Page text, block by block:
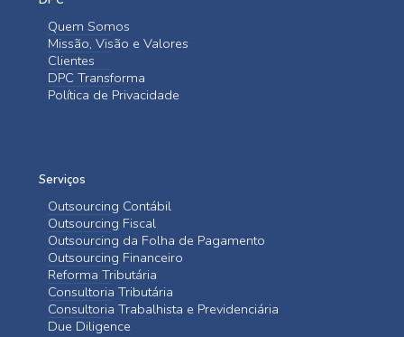
Quem Somos
Missão, Visão e Valores
Clientes
DPC Transforma
Política de Privacidade
Serviços
Outsourcing Contábil
Outsourcing Fiscal
Outsourcing da Folha de Pagamento
Outsourcing Financeiro
Reforma Tributária
Consultoria Tributária
Consultoria Trabalhista e Previdenciária
Due Diligence